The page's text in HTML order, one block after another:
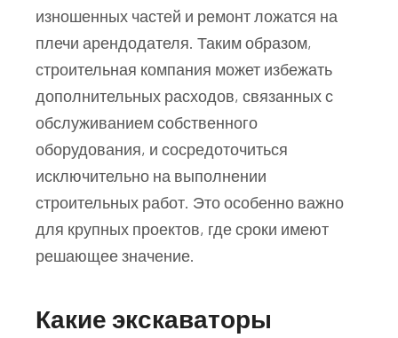
изношенных частей и ремонт ложатся на
плечи арендодателя. Таким образом,
строительная компания может избежать
дополнительных расходов, связанных с
обслуживанием собственного
оборудования, и сосредоточиться
исключительно на выполнении
строительных работ. Это особенно важно
для крупных проектов, где сроки имеют
решающее значение.
Какие экскаваторы